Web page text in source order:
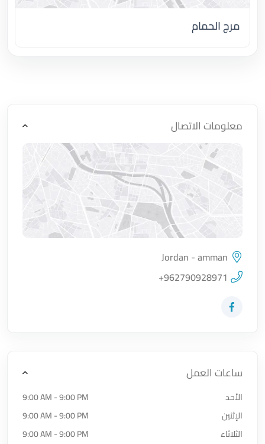
مرج الحمام
معلومات الاتصال
اضغط لتحميل الموقع
Jordan - amman
+962790928971
زيارة حساب المتجر على Facebook-f
ساعات العمل
الأحد
9:00 AM - 9:00 PM
الإثنين
9:00 AM - 9:00 PM
الثلاثاء
9:00 AM - 9:00 PM